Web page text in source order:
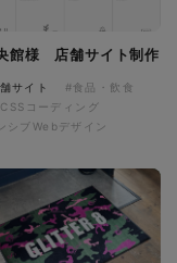
館様 店舗サイト制作
サイト
#食品・飲食
コーディング
シブWebデザイン